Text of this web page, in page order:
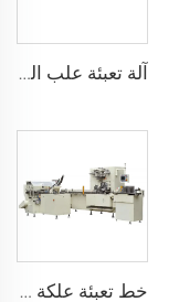
آلة تعبئة علب اللبنة المضغة
خط تعبئة علكة العصا